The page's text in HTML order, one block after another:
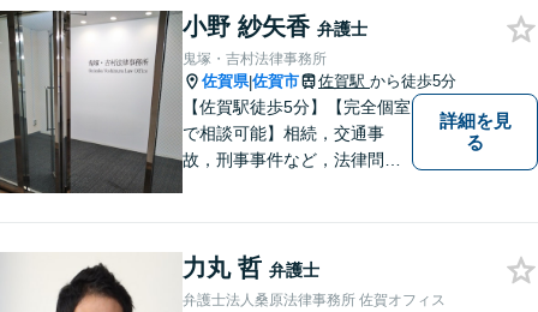
小野 紗矢香 弁護士
鬼塚・吉村法律事務所
佐賀県|佐賀市 佐賀駅 から徒歩5分
【佐賀駅徒歩5分】【完全個室
で相談可能】相続，交通事
故，刑事事件など，法律問題
お持ち帰りいただけるよう，
全力を尽くします。
詳細を見
る
力丸 哲 弁護士
弁護士法人桑原法律事務所 佐賀オフィス